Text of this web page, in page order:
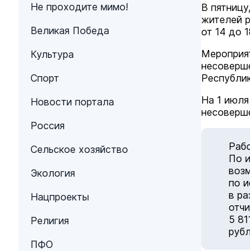
Не проходите мимо!
Великая Победа
Культура
Спорт
Новости портала
Россия
Сельское хозяйство
Экология
Нацпроекты
Религия
ПФО
В
жителей
от 14 до
На 1
По
по
в
5